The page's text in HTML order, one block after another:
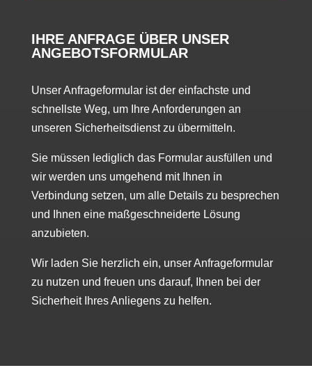
IHRE ANFRAGE ÜBER UNSER
ANGEBOTSFORMULAR
Unser Anfrageformular ist der einfachste und
schnellste Weg, um Ihre Anforderungen an
unseren Sicherheitsdienst zu übermitteln.
Sie müssen lediglich das Formular ausfüllen und
wir werden uns umgehend mit Ihnen in
Verbindung setzen, um alle Details zu besprechen
und Ihnen eine maßgeschneiderte Lösung
anzubieten.
Wir laden Sie herzlich ein, unser Anfrageformular
zu nutzen und freuen uns darauf, Ihnen bei der
Sicherheit Ihres Anliegens zu helfen.